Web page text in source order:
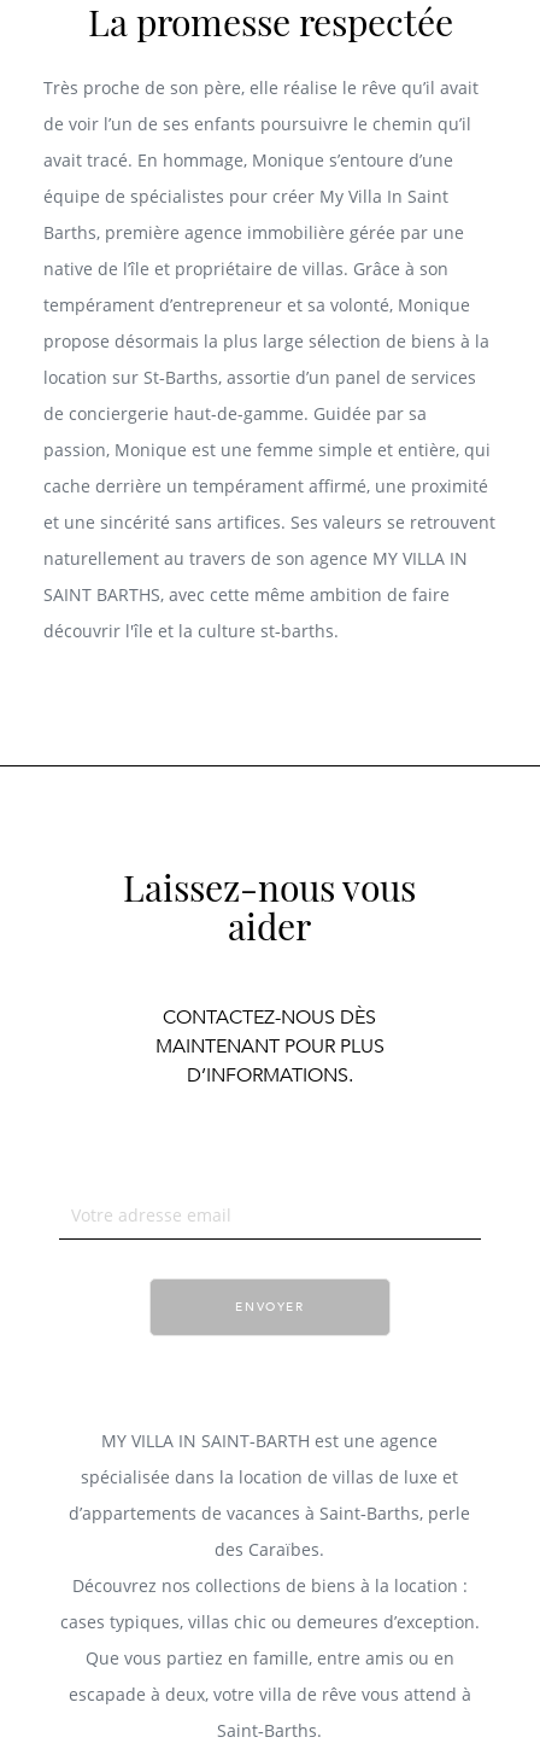
La promesse respectée
Très proche de son père, elle réalise le rêve qu’il avait
de voir l’un de ses enfants poursuivre le chemin qu’il
avait tracé. En hommage, Monique s’entoure d’une
équipe de spécialistes pour créer My Villa In Saint
Barths, première agence immobilière gérée par une
native de l’île et propriétaire de villas. Grâce à son
tempérament d’entrepreneur et sa volonté, Monique
propose désormais la plus large sélection de biens à la
location sur St‑Barths, assortie d’un panel de services
de conciergerie haut-de-gamme. Guidée par sa
passion, Monique est une femme simple et entière, qui
cache derrière un tempérament affirmé, une proximité
et une sincérité sans artifices. Ses valeurs se retrouvent
naturellement au travers de son agence MY VILLA IN
SAINT BARTHS, avec cette même ambition de faire
découvrir l'île et la culture st‑barths.
Laissez-nous vous
aider
CONTACTEZ-NOUS DÈS
MAINTENANT POUR PLUS
D’INFORMATIONS.
ENVOYER
MY VILLA IN SAINT‑BARTH est une agence
spécialisée dans la location de villas de luxe et
d’appartements de vacances à Saint‑Barths, perle
des Caraïbes.
Découvrez nos collections de biens à la location :
cases typiques, villas chic ou demeures d’exception.
Que vous partiez en famille, entre amis ou en
escapade à deux, votre villa de rêve vous attend à
Saint‑Barths.